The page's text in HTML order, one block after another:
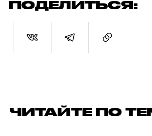
ПОДЕЛИТЬСЯ:
ЧИТАЙТЕ ПО